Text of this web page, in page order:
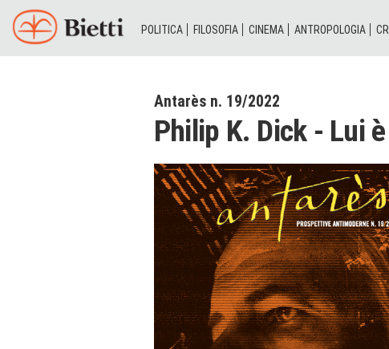
POLITICA FILOSOFIA CINEMA ANTROPOLOGIA
Antarès n. 19/2022
Philip K. Dick - Lui